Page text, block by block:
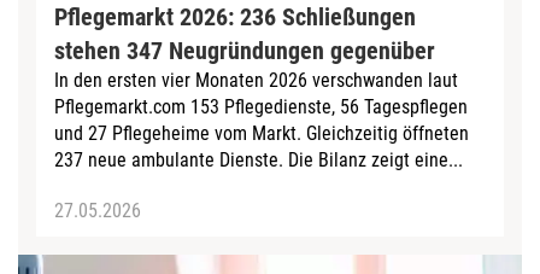
Pflegemarkt 2026: 236 Schließungen
stehen 347 Neugründungen gegenüber
In den ersten vier Monaten 2026 verschwanden laut
Pflegemarkt.com 153 Pflegedienste, 56 Tagespflegen
und 27 Pflegeheime vom Markt. Gleichzeitig öffneten
237 neue ambulante Dienste. Die Bilanz zeigt eine...
27.05.2026